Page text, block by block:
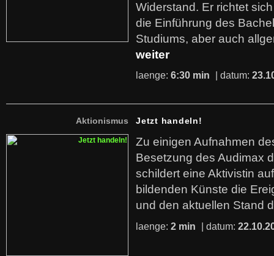
Widerstand. Er richtet
die Einführung des
Studiums, aber auch
weiter
laenge: 6:30 min | datum:
Aktionismus Jetzt handeln!
Zu einigen Aufnahmen
Besetzung des Audimax
schildert eine Aktivistin
bildenden Künste die
und den aktuellen Stand
laenge: 2 min | datum: